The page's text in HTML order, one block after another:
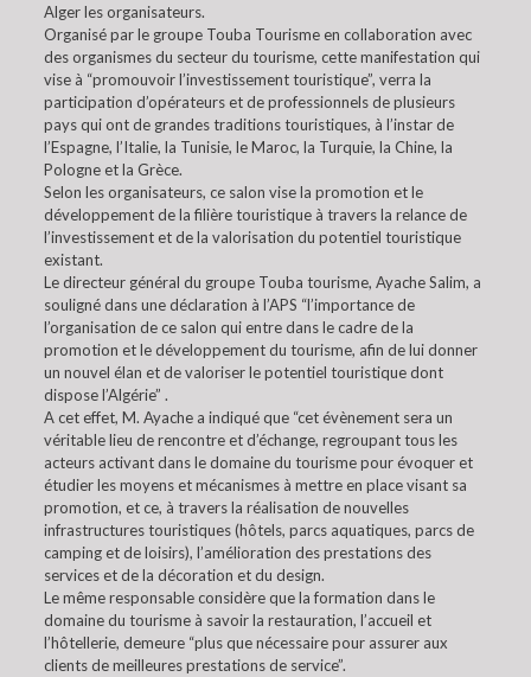
Alger les organisateurs.
Organisé par le groupe Touba Tourisme en collaboration avec
des organismes du secteur du tourisme, cette manifestation qui
vise à “promouvoir l’investissement touristique”, verra la
participation d’opérateurs et de professionnels de plusieurs
pays qui ont de grandes traditions touristiques, à l’instar de
l’Espagne, l’Italie, la Tunisie, le Maroc, la Turquie, la Chine, la
Pologne et la Grèce.
Selon les organisateurs, ce salon vise la promotion et le
développement de la filière touristique à travers la relance de
l’investissement et de la valorisation du potentiel touristique
existant.
Le directeur général du groupe Touba tourisme, Ayache Salim, a
souligné dans une déclaration à l’APS “l’importance de
l’organisation de ce salon qui entre dans le cadre de la
promotion et le développement du tourisme, afin de lui donner
un nouvel élan et de valoriser le potentiel touristique dont
dispose l’Algérie” .
A cet effet, M. Ayache a indiqué que “cet évènement sera un
véritable lieu de rencontre et d’échange, regroupant tous les
acteurs activant dans le domaine du tourisme pour évoquer et
étudier les moyens et mécanismes à mettre en place visant sa
promotion, et ce, à travers la réalisation de nouvelles
infrastructures touristiques (hôtels, parcs aquatiques, parcs de
camping et de loisirs), l’amélioration des prestations des
services et de la décoration et du design.
Le même responsable considère que la formation dans le
domaine du tourisme à savoir la restauration, l’accueil et
l’hôtellerie, demeure “plus que nécessaire pour assurer aux
clients de meilleures prestations de service”.